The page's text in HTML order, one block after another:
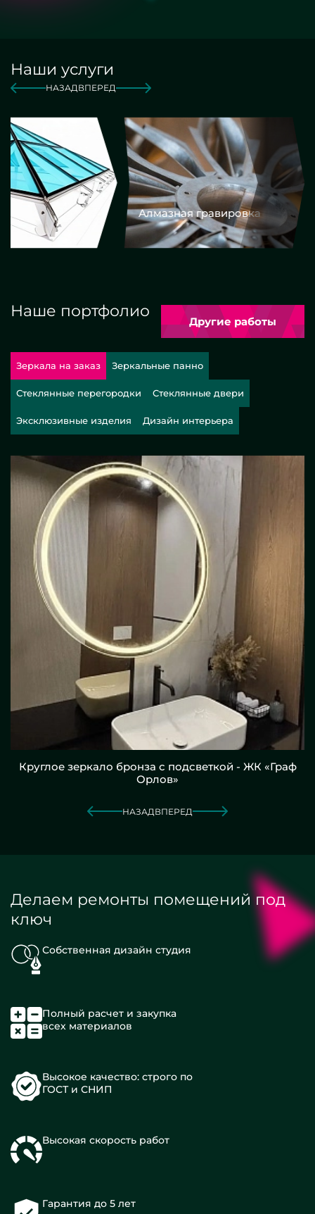
Наши услуги
НАЗАДВПЕРЕД
Алмазная гравировка
Наше портфолио
Другие работы
Зеркала на заказ Зеркальные панно
Стеклянные перегородки Стеклянные двери
Эксклюзивные изделия Дизайн интерьера
Круглое зеркало бронза с подсветкой - ЖК «Граф
Орлов»
НАЗАД ВПЕРЕД
Делаем ремонты помещений под
ключ
Собственная дизайн студия
Полный расчет и закупка
всех материалов
Высокое качество: строго по
ГОСТ и СНИП
Высокая скорость работ
Гарантия до 5 лет